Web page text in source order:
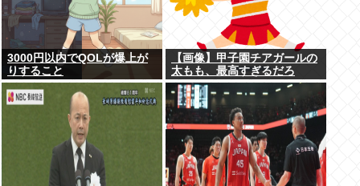
3000円以内でQOLが爆上が
りすること
【画像】甲子園チアガールの
太もも、最高すぎるだろ
www